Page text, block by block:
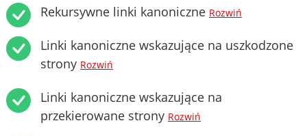
Rekursywne linki kanoniczne Rozwiń
Linki kanoniczne wskazujące na uszkodzone
strony Rozwiń
Linki kanoniczne wskazujące na
przekierowane strony Rozwiń